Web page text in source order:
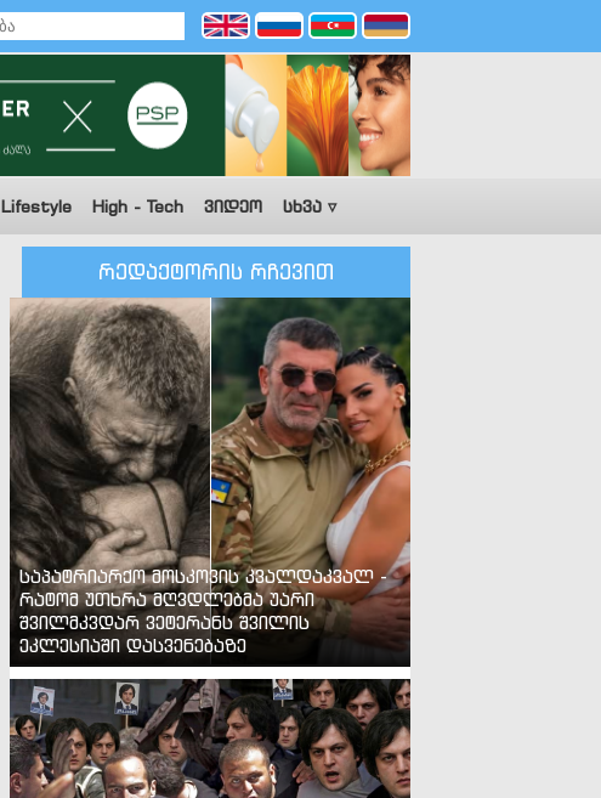
Lifestyle High - Tech ვიდეო სხვა ▿
რედაქტორის რჩევით
საპატრიარქო მოსკოვის კვალდაკვალ -
რატომ უთხრა მღვდლებმა უარი
შვილმკვდარ ვეტერანს შვილის
ეკლესიაში დასვენებაზე